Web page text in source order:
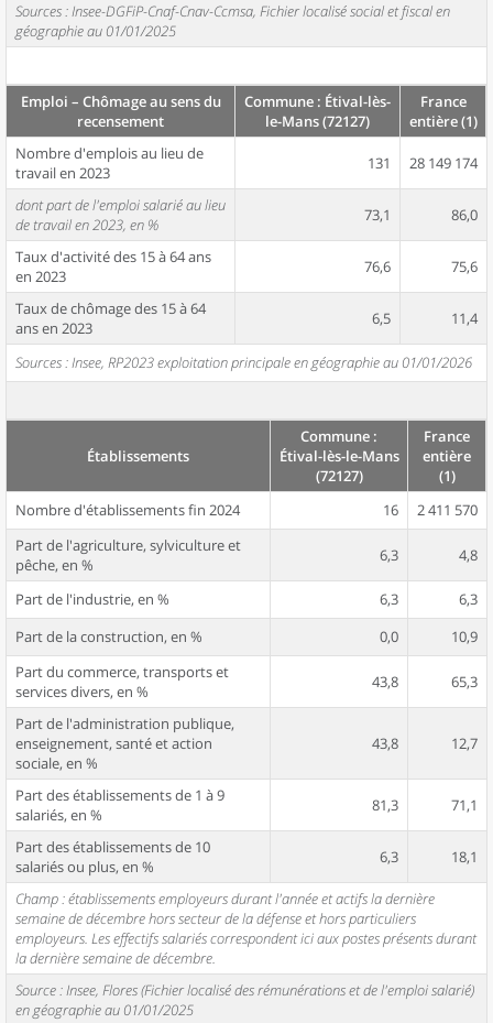
Sources : Insee-DGFiP-Cnaf-Cnav-Ccmsa, Fichier localisé social et fiscal en
géographie au 01/01/2025
Emploi – Chômage au sens du
recensement
Commune : Étival-lès-
le-Mans (72127)
France
entière (1)
Nombre d'emplois au lieu de
travail en 2023
131 28 149 174
dont part de l'emploi salarié au lieu
de travail en 2023, en %
73,1 86,0
Taux d'activité des 15 à 64 ans
en 2023
76,6 75,6
Taux de chômage des 15 à 64
ans en 2023
6,5 11,4
Sources : Insee, RP2023 exploitation principale en géographie au 01/01/2026
Établissements
Commune :
Étival-lès-le-Mans
(72127)
France
entière
(1)
Nombre d'établissements fin 2024
16
2 411 570
Part de l'agriculture, sylviculture et
pêche, en %
6,3 4,8
Part de l'industrie, en % 6,3
6,3
Part de la construction, en %
0,0
10,9
Part du commerce, transports et
services divers, en %
43,8 65,3
Part de l'administration publique,
enseignement, santé et action
sociale, en %
43,8 12,7
Part des établissements de 1 à 9
salariés, en %
81,3 71,1
Part des établissements de 10
salariés ou plus, en %
6,3 18,1
Champ : établissements employeurs durant l'année et actifs la dernière
semaine de décembre hors secteur de la défense et hors particuliers
employeurs. Les effectifs salariés correspondent ici aux postes présents durant
la dernière semaine de décembre.
Source : Insee, Flores (Fichier localisé des rémunérations et de l'emploi salarié)
en géographie au 01/01/2025